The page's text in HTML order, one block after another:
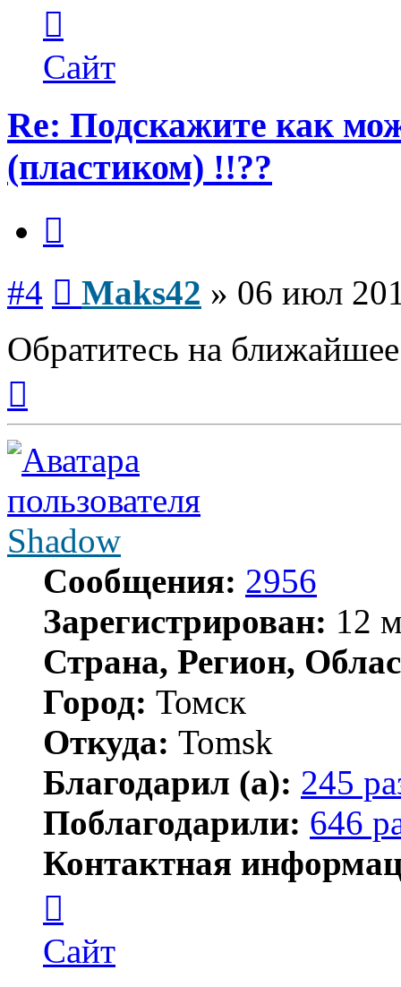
пользователя
Maks42
Сайт
Re: Подскажите как
(пластиком) !!??
#4 Maks42 » 06 июл
Обратитесь на
началу
Shadow
Сообщения: 2956
Зарегистрирован: 12
Страна, Регион,
Город: Томск
Откуда: Tomsk
Благодарил (а): 245
Поблагодарили: 646
Контактная
пользователя
Shadow
Сайт